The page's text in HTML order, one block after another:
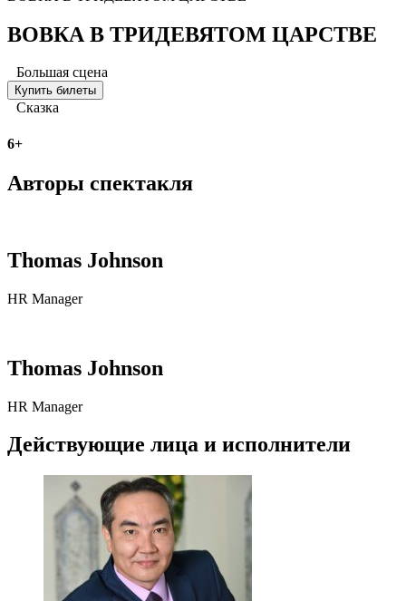
ВОВКА В ТРИДЕВЯТОМ ЦАРСТВЕ
Большая сцена
Купить билеты
Сказка
6+
Авторы спектакля
Thomas Johnson
HR Manager
Thomas Johnson
HR Manager
Действующие лица и исполнители